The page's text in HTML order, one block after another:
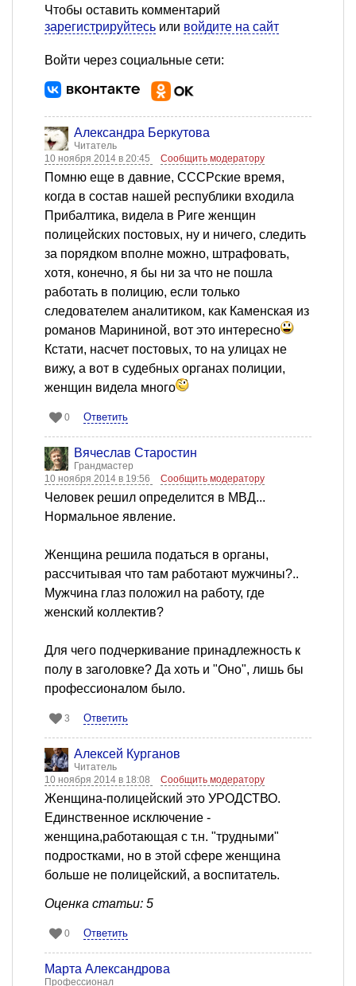
Чтобы оставить комментарий
зарегистрируйтесь или войдите на сайт
Войти через социальные сети:
Александра Беркутова
Читатель
10 ноября 2014 в 20:45
Сообщить модератору
Помню еще в давние, СССРские время,
когда в состав нашей республики входила
Прибалтика, видела в Риге женщин
полицейских постовых, ну и ничего, следить
за порядком вполне можно, штрафовать,
хотя, конечно, я бы ни за что не пошла
работать в полицию, если только
следователем аналитиком, как Каменская из
романов Марининой, вот это интересно
Кстати, насчет постовых, то на улицах не
вижу, а вот в судебных органах полиции,
женщин видела много
0 Ответить
Вячеслав Старостин
Грандмастер
10 ноября 2014 в 19:56
Сообщить модератору
Человек решил определится в МВД...
Нормальное явление.
Женщина решила податься в органы,
рассчитывая что там работают мужчины?..
Мужчина глаз положил на работу, где
женский коллектив?
Для чего подчеркивание принадлежность к
полу в заголовке? Да хоть и "Оно", лишь бы
профессионалом было.
3 Ответить
Алексей Курганов
Читатель
10 ноября 2014 в 18:08
Сообщить модератору
Женщина-полицейский это УРОДСТВО.
Единственное исключение -
женщина,работающая с т.н. "трудными"
подростками, но в этой сфере женщина
больше не полицейский, а воспитатель.
Оценка статьи: 5
0 Ответить
Марта Александрова
Профессионал